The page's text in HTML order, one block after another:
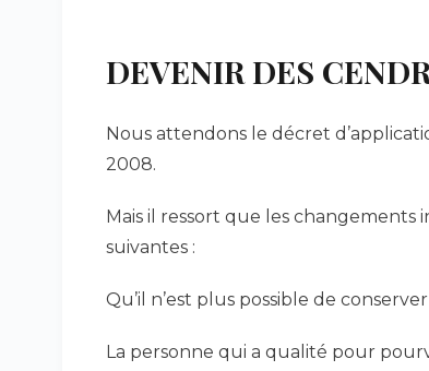
DEVENIR DES
Nous attendons le décret
2008.
Mais il ressort que les changements
suivantes :
Qu’il n’est plus possible de
La personne qui a qualité pour